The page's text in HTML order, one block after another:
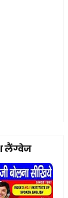
लैंग्वेज